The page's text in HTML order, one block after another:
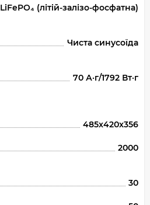
LiFePO₄ (літій-залізо-фосфатна)
Чиста синусоїда
70 А·г/1792 Вт·г
485x420x356
2000
30